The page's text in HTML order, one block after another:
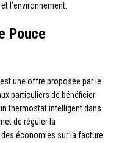
l’environnement.
Pouce
est une offre proposée par le
particuliers de bénéficier
thermostat intelligent dans
de réguler la
économies sur la facture